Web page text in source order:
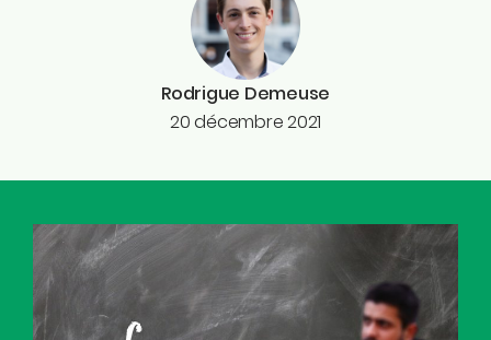
Rodrigue Demeuse
20 décembre 2021